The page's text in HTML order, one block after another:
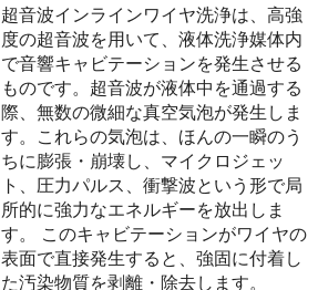
超音波インラインワイヤ洗浄は、高強
度の超音波を用いて、液体洗浄媒体内
で音響キャビテーションを発生させる
ものです。超音波が液体中を通過する
際、無数の微細な真空気泡が発生しま
す。これらの気泡は、ほんの一瞬のう
ちに膨張・崩壊し、マイクロジェッ
ト、圧力パルス、衝撃波という形で局
所的に強力なエネルギーを放出しま
す。 このキャビテーションがワイヤの
表面で直接発生すると、強固に付着し
た汚染物質を剥離・除去します。